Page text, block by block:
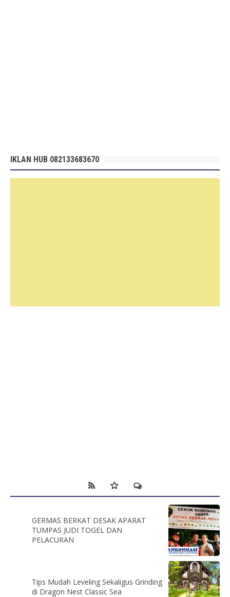
IKLAN HUB 082133683670
GERMAS BERKAT DESAK APARAT
TUMPAS JUDI TOGEL DAN
PELACURAN
Tips Mudah Leveling Sekaligus Grinding
di Dragon Nest Classic Sea